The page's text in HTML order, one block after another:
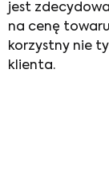
jest
na cenę
korzystny nie
klienta.